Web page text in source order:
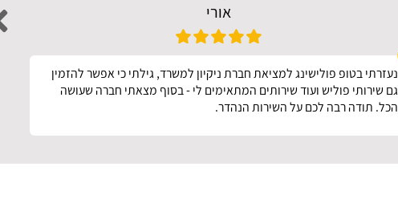
אורי
נעזרתי בטופ פולישינג למציאת חברת ניקיון למשרד, גילתי כי אפשר להזמין
גם שירותי פוליש ועוד שירותים המתאימים לי - בסוף מצאתי חברה שעושה
הכל. תודה רבה לכם על השירות הנהדר.